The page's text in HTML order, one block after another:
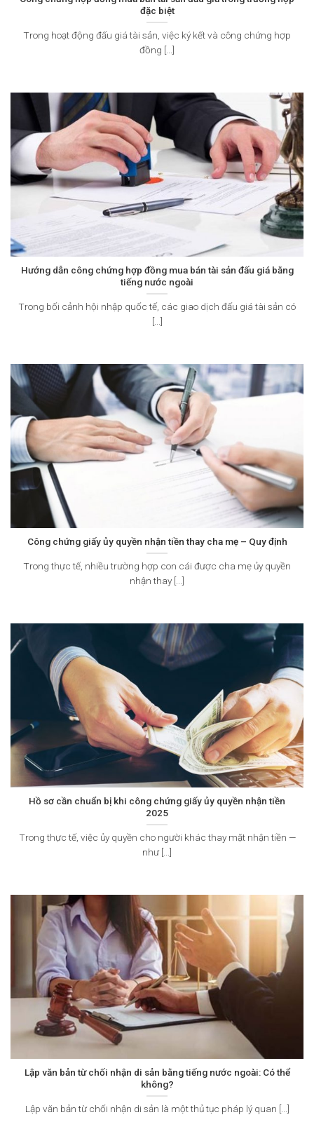
đặc biệt
Trong hoạt động đấu giá tài sản, việc ký kết và công chứng hợp
đồng [...]
Hướng dẫn công chứng hợp đồng mua bán tài sản đấu giá bằng
tiếng nước ngoài
Trong bối cảnh hội nhập quốc tế, các giao dịch đấu giá tài sản có
[...]
Công chứng giấy ủy quyền nhận tiền thay cha mẹ – Quy định
Trong thực tế, nhiều trường hợp con cái được cha mẹ ủy quyền
nhận thay [...]
Hồ sơ cần chuẩn bị khi công chứng giấy ủy quyền nhận tiền
2025
Trong thực tế, việc ủy quyền cho người khác thay mặt nhận tiền —
như [...]
Lập văn bản từ chối nhận di sản bằng tiếng nước ngoài: Có thể
không?
Lập văn bản từ chối nhận di sản là một thủ tục pháp lý quan [...]